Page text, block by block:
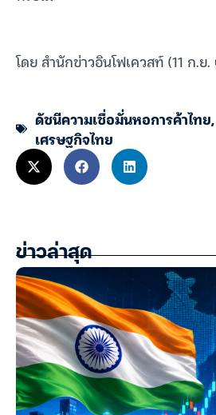
โดย สำนักข่าวอินโฟเควสท์ (11 ก.ย
ดัชนีความเชื่อมั่นหอการค้าไทย,
เศรษฐกิจไทย
ข่าวล่าสุด